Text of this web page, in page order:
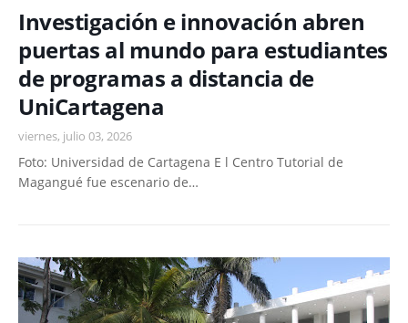
Investigación e innovación abren
puertas al mundo para estudiantes
de programas a distancia de
UniCartagena
viernes, julio 03, 2026
Foto: Universidad de Cartagena E l Centro Tutorial de
Magangué fue escenario de…